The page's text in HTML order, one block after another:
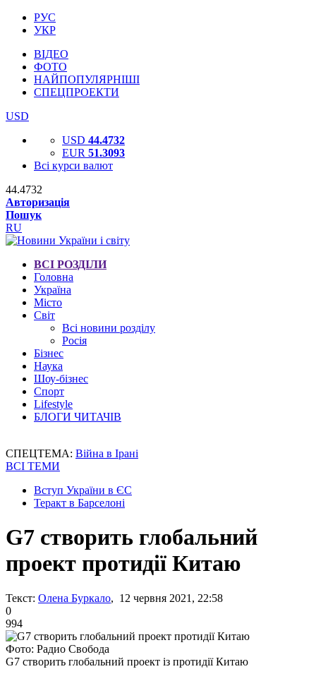
РУС
УКР
ВІДЕО
ФОТО
НАЙПОПУЛЯРНІШІ
СПЕЦПРОЕКТИ
USD
USD 44.4732
EUR 51.3093
Всі курси валют
44.4732
Авторизація
Пошук
RU
ВСІ РОЗДІЛИ
Головна
Україна
Місто
Світ
Всі новини розділу
Росія
Бізнес
Наука
Шоу-бізнес
Спорт
Lifestyle
БЛОГИ ЧИТАЧІВ
СПЕЦТЕМА: Війна в Ірані
ВСІ ТЕМИ
Вступ України в ЄС
Теракт в Барселоні
G7 створить глобальний
проект протидії Китаю
Текст: Олена Буркало, 12 червня 2021, 22:58
0
994
Фото: Радио Свобода
G7 створить глобальний проект із протидії Китаю